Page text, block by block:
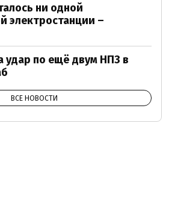
ни одной
электростанции –
удар по ещё двум НПЗ в
ВСЕ НОВОСТИ